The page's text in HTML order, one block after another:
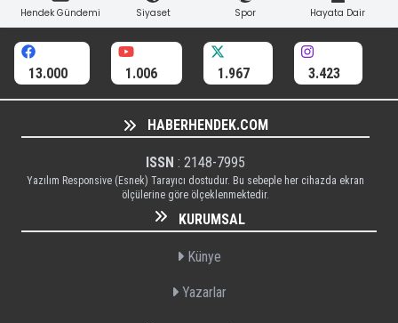
Hendek Gündemi Siyaset Spor Hayata Dair
13.000 1.006 1.967 3.423
HABERHENDEK.COM
ISSN : 2148-7995
Yazılım Responsive (Esnek) Tarayıcı dostudur. Bu sebeple her cihazda ekran
ölçülerine göre ölçeklenmektedir.
KURUMSAL
Künye
Yazarlar